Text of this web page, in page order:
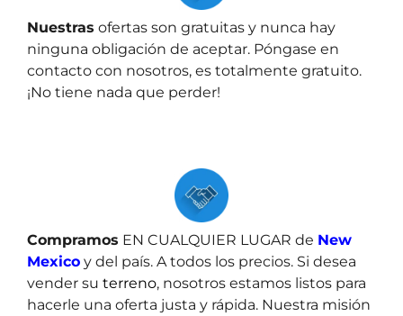
Nuestras ofertas son gratuitas y nunca hay
ninguna obligación de aceptar. Póngase en
contacto con nosotros, es totalmente gratuito.
¡No tiene nada que perder!
Compramos EN CUALQUIER LUGAR de New
Mexico y del país. A todos los precios. Si desea
vender su terreno, nosotros estamos listos para
hacerle una oferta justa y rápida. Nuestra misión